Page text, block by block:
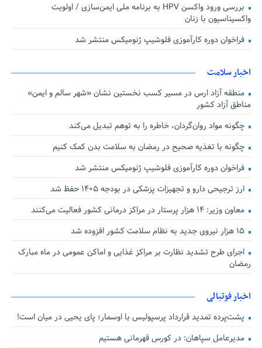
بررسی ورود واکسن HPV به برنامه ملی ایمن‌سازی / اولویت
واکسیناسیون با زنان
فراخوان دوره کارآموزی فلوشیپ ژنومیکس منتشر شد
اخبار سلامت
منطقه آزاد ارس در مسیر کسب نخستین نشان «شهر سالم و ایمن»
مناطق آزاد کشور
چگونه مواد روان‌گردان، خاطره را به توهم تبدیل می‌کند
چگونه با تغذیه صحیح در رمضان به سلامت بدن کمک کنیم
فراخوان دوره کارآموزی فلوشیپ ژنومیکس منتشر شد
ارز ترجیحی دارو و تجهیزات پزشکی در بودجه ۱۴۰۵ حفظ شد
معاون وزیر: ۱۴ هزار پرستار در مراکز درمانی کشور فعالیت می‌کنند
۱۵ هزار نیروی جدید به نظام سلامت کشور افزوده شد
اجرای طرح تشدید نظارت بر مراکز غذایی و اماکن عمومی در ماه مبارک
رمضان
اخبار فوتبالی
پشت‌پرده تمدید قرارداد پرسپولیس با اوسمار؛ پای یحیی در میان است!
مدیرعامل سپاهان: در کورس قهرمانی هستیم